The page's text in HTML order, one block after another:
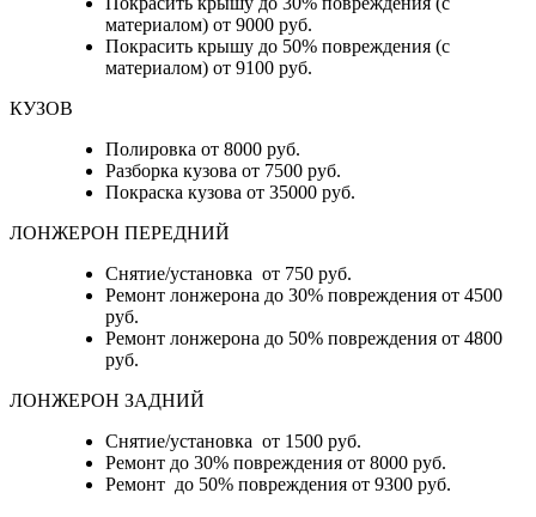
материалом) от 9000 руб.
Покрасить крышу до 50% повреждения (с
материалом) от 9100 руб.
КУЗОВ
Полировка от 8000 руб.
Разборка кузова от 7500 руб.
Покраска кузова от 35000 руб.
ЛОНЖЕРОН ПЕРЕДНИЙ
Снятие/установка от 750 руб.
Ремонт лонжерона до 30% повреждения от 4500
руб.
Ремонт лонжерона до 50% повреждения от 4800
руб.
ЛОНЖЕРОН ЗАДНИЙ
Снятие/установка от 1500 руб.
Ремонт до 30% повреждения от 8000 руб.
Ремонт до 50% повреждения от 9300 руб.